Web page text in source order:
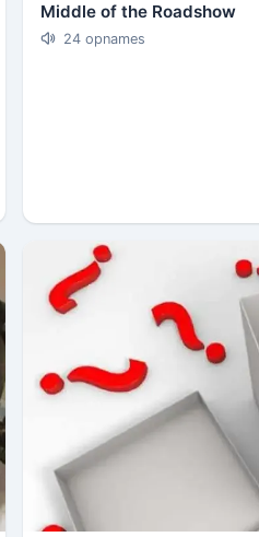
Middle of the Roadshow
24 opnames